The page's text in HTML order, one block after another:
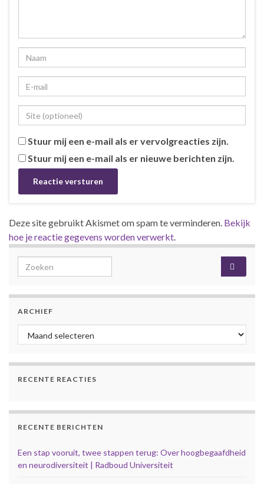
Stuur mij een e-mail als er vervolgreacties zijn.
Stuur mij een e-mail als er nieuwe berichten zijn.
Deze site gebruikt Akismet om spam te verminderen. Bekijk
hoe je reactie gegevens worden verwerkt.
Search for:
ARCHIEF
Archief
RECENTE REACTIES
RECENTE BERICHTEN
Een stap vooruit, twee stappen terug: Over hoogbegaafdheid
en neurodiversiteit | Radboud Universiteit